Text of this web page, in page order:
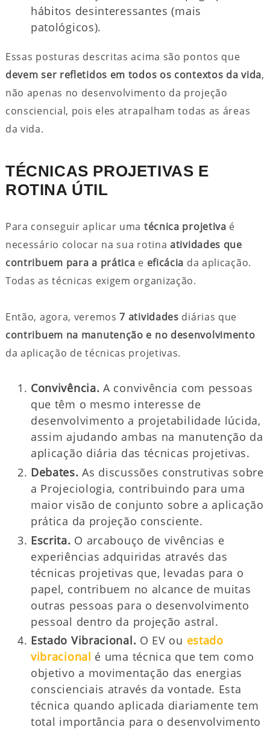
hábitos desinteressantes (mais
patológicos).
Essas posturas descritas acima são pontos que
devem ser refletidos em todos os contextos da vida,
não apenas no desenvolvimento da projeção
consciencial, pois eles atrapalham todas as áreas
da vida.
TÉCNICAS PROJETIVAS E
ROTINA ÚTIL
Para conseguir aplicar uma técnica projetiva é
necessário colocar na sua rotinaatividades que
contribuem para a prática e eficácia da aplicação.
Todas as técnicas exigem organização.
Então, agora, veremos7 atividades diárias que
contribuem na manutenção e no desenvolvimento
da aplicação de técnicas projetivas.
Convivência. A convivência com pessoas
que têm o mesmo interesse de
desenvolvimento a projetabilidade lúcida,
assim ajudando ambas na manutenção da
aplicação diária das técnicas projetivas.
Debates. As discussões construtivas sobre
a Projeciologia, contribuindo para uma
maior visão de conjunto sobre a aplicação
prática da projeção consciente.
Escrita. O arcabouço de vivências e
experiências adquiridas através das
técnicas projetivas que, levadas para o
papel, contribuem no alcance de muitas
outras pessoas para o desenvolvimento
pessoal dentro da projeção astral.
Estado Vibracional. O EV ou estado
vibracional é uma técnica que tem como
objetivo a movimentação das energias
conscienciais através da vontade. Esta
técnica quando aplicada diariamente tem
total importância para o desenvolvimento